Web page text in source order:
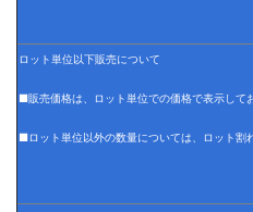
ロット単位以下販売について
■販売価格は、ロット単位での価格で表示して
■ロット単位以外の数量については、ロット割